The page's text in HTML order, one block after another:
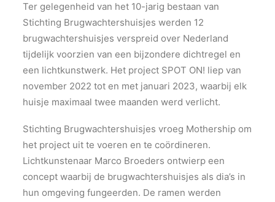
Ter gelegenheid van het 10-jarig bestaan van
Stichting Brugwachtershuisjes werden 12
brugwachtershuisjes verspreid over Nederland
tijdelijk voorzien van een bijzondere dichtregel en
een lichtkunstwerk. Het project SPOT ON! liep van
november 2022 tot en met januari 2023, waarbij elk
huisje maximaal twee maanden werd verlicht.
Stichting Brugwachtershuisjes vroeg Mothership om
het project uit te voeren en te coördineren.
Lichtkunstenaar Marco Broeders ontwierp een
concept waarbij de brugwachtershuisjes als dia’s in
hun omgeving fungeerden. De ramen werden